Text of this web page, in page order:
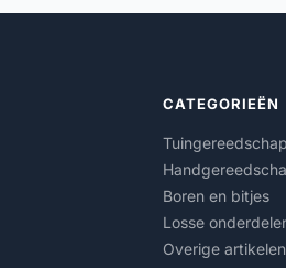
CATEGORIEËN
Tuingereedschap
Boren en bitjes
Losse
Overige artikelen